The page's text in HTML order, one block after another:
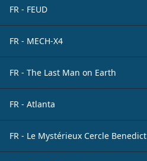
FR - FEUD
FR - MECH-X4
FR - The Last Man on Earth
FR - Atlanta
FR - Le Mystérieux Cercle Benedict